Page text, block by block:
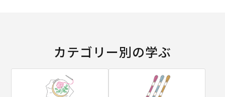
カテゴリー別の学ぶ